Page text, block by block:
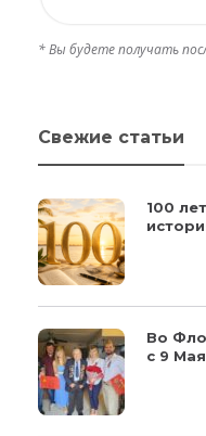
* Вы будете получать
Свежие статьи
100
Во
с 9 Мая